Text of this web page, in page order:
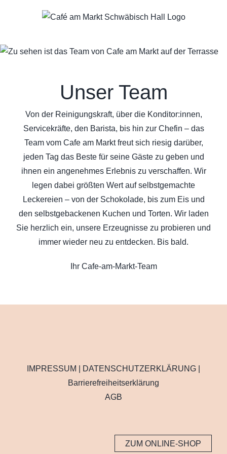
Unser Team
Von der Reinigungskraft, über die Konditor:innen,
Servicekräfte, den Barista, bis hin zur Chefin – das
Team vom Cafe am Markt freut sich riesig darüber,
jeden Tag das Beste für seine Gäste zu geben und
ihnen ein angenehmes Erlebnis zu verschaffen. Wir
legen dabei größten Wert auf selbstgemachte
Leckereien – von der Schokolade, bis zum Eis und
den selbstgebackenen Kuchen und Torten. Wir laden
Sie herzlich ein, unsere Erzeugnisse zu probieren und
immer wieder neu zu entdecken. Bis bald.
Ihr Cafe-am-Markt-Team
IMPRESSUM DATENSCHUTZERKLÄRUNG
Barrierefreiheitserklärung
AGB
ZUM ONLINE-SHOP